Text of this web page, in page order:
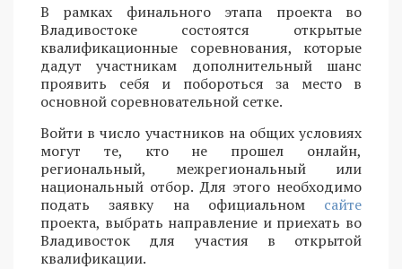
В рамках финального этапа проекта во
Владивостоке состоятся открытые
квалификационные соревнования, которые
дадут участникам дополнительный шанс
проявить себя и побороться за место в
основной соревновательной сетке.
Войти в число участников на общих условиях
могут те, кто не прошел онлайн,
региональный, межрегиональный или
национальный отбор. Для этого необходимо
подать заявку на официальном сайте
проекта, выбрать направление и приехать во
Владивосток для участия в открытой
квалификации.